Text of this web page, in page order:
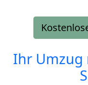
Ihr Umzug